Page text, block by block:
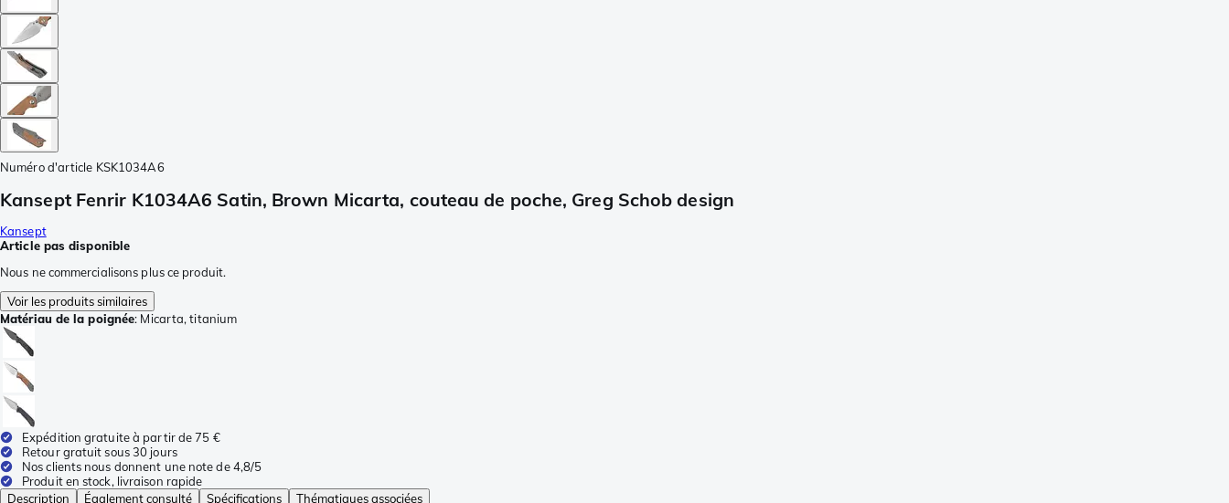
Numéro d'article KSK1034A6
Kansept Fenrir K1034A6 Satin, Brown Micarta, couteau de poche, Greg Schob design
Kansept
Article pas disponible
Nous ne commercialisons plus ce produit.
Voir les produits similaires
Matériau de la poignée: Micarta, titanium
Expédition gratuite à partir de 75 €
Retour gratuit sous 30 jours
Nos clients nous donnent une note de 4,8/5
Produit en stock, livraison rapide
Description
Également consulté Spécifications Thématiques associées